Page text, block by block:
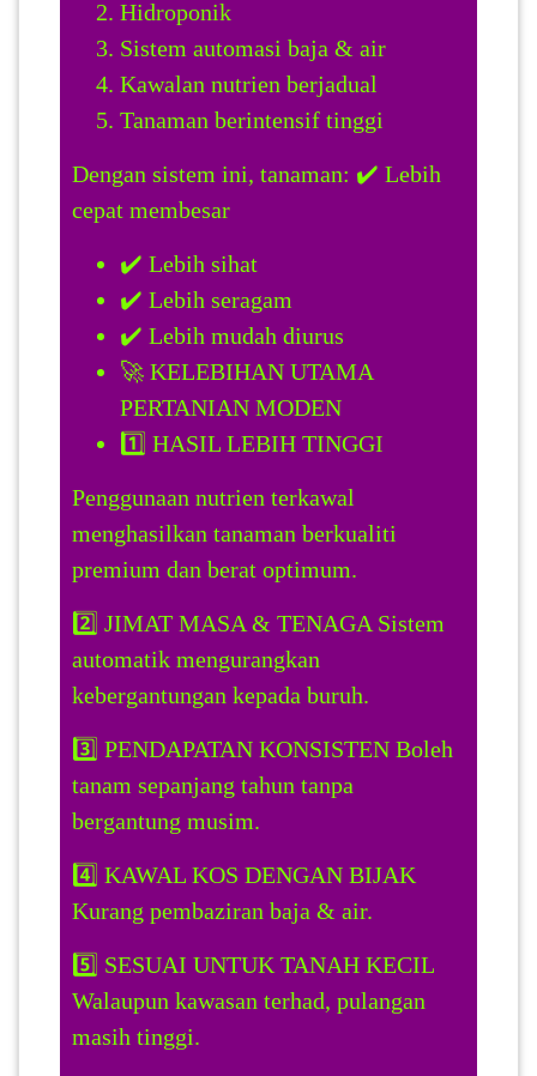
Hidroponik
Sistem automasi baja & air
Kawalan nutrien berjadual
Tanaman berintensif tinggi
Dengan sistem ini, tanaman: ✔️ Lebih
cepat membesar
✔️ Lebih sihat
✔️ Lebih seragam
✔️ Lebih mudah diurus
🚀 KELEBIHAN UTAMA
PERTANIAN MODEN
1️⃣ HASIL LEBIH TINGGI
Penggunaan nutrien terkawal
menghasilkan tanaman berkualiti
premium dan berat optimum.
2️⃣ JIMAT MASA & TENAGA Sistem
automatik mengurangkan
kebergantungan kepada buruh.
3️⃣ PENDAPATAN KONSISTEN Boleh
tanam sepanjang tahun tanpa
bergantung musim.
4️⃣ KAWAL KOS DENGAN BIJAK
Kurang pembaziran baja & air.
5️⃣ SESUAI UNTUK TANAH KECIL
Walaupun kawasan terhad, pulangan
masih tinggi.